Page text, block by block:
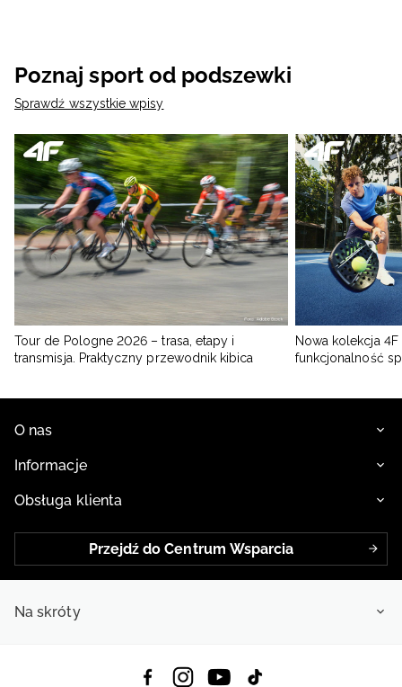
Poznaj sport od podszewki
Sprawdź wszystkie wpisy
Tour de Pologne 2026 – trasa, etapy i
transmisja. Praktyczny przewodnik kibica
Nowa kolekcja
funkcjonalność
O nas
Informacje
Obsługa klienta
Przejdź do Centrum Wsparcia
Na skróty